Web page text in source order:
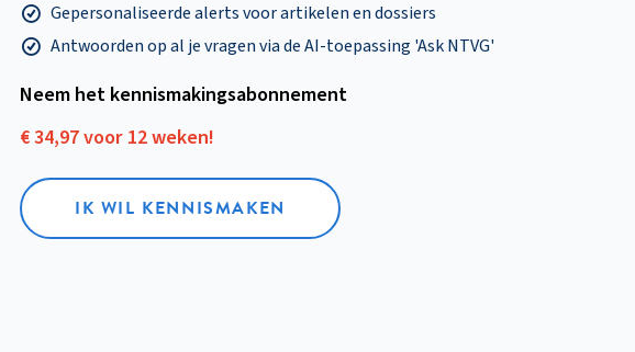
Gepersonaliseerde alerts voor artikelen en dossiers
Antwoorden op al je vragen via de AI-toepassing 'Ask NTVG'
Neem het kennismakings­abonnement
€ 34,97 voor 12 weken!
IK WIL KENNISMAKEN